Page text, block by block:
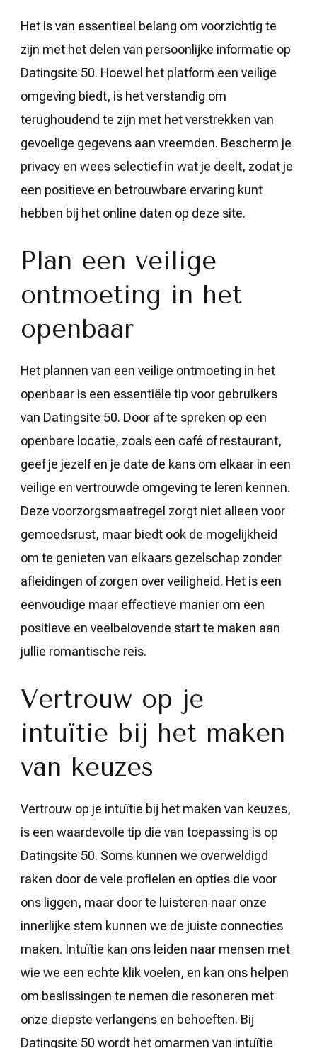
Het is van essentieel belang om voorzichtig te
zijn met het delen van persoonlijke informatie op
Datingsite 50. Hoewel het platform een veilige
omgeving biedt, is het verstandig om
terughoudend te zijn met het verstrekken van
gevoelige gegevens aan vreemden. Bescherm je
privacy en wees selectief in wat je deelt, zodat je
een positieve en betrouwbare ervaring kunt
hebben bij het online daten op deze site.
Plan een veilige
ontmoeting in het
openbaar
Het plannen van een veilige ontmoeting in het
openbaar is een essentiële tip voor gebruikers
van Datingsite 50. Door af te spreken op een
openbare locatie, zoals een café of restaurant,
geef je jezelf en je date de kans om elkaar in een
veilige en vertrouwde omgeving te leren kennen.
Deze voorzorgsmaatregel zorgt niet alleen voor
gemoedsrust, maar biedt ook de mogelijkheid
om te genieten van elkaars gezelschap zonder
afleidingen of zorgen over veiligheid. Het is een
eenvoudige maar effectieve manier om een
positieve en veelbelovende start te maken aan
jullie romantische reis.
Vertrouw op je
intuïtie bij het maken
van keuzes
Vertrouw op je intuïtie bij het maken van keuzes,
is een waardevolle tip die van toepassing is op
Datingsite 50. Soms kunnen we overweldigd
raken door de vele profielen en opties die voor
ons liggen, maar door te luisteren naar onze
innerlijke stem kunnen we de juiste connecties
maken. Intuïtie kan ons leiden naar mensen met
wie we een echte klik voelen, en kan ons helpen
om beslissingen te nemen die resoneren met
onze diepste verlangens en behoeften. Bij
Datingsite 50 wordt het omarmen van intuïtie